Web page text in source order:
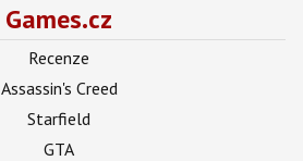
Games.cz
Recenze
Assassin's Creed
Starfield
GTA